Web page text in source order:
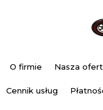
O firmie Nasza
Cennik usług